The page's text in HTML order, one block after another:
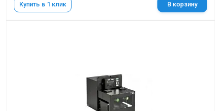
Купить в 1 клик В корзину